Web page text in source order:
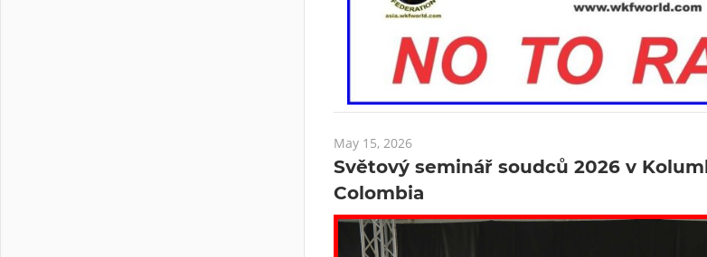
May 15, 2026
Světový seminář soudců 2026 v
Colombia